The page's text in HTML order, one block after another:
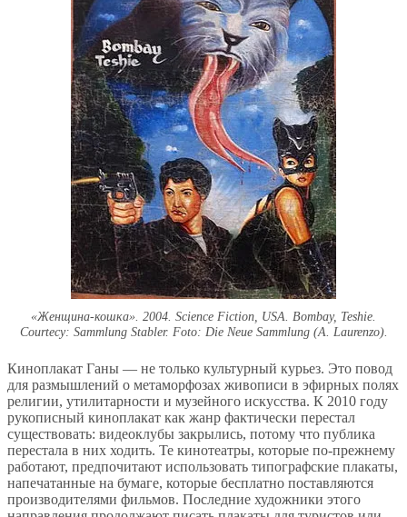
«Женщина-кошка». 2004. Science Fiction, USA. Bombay, Teshie.
Courtecy: Sammlung Stabler. Foto: Die Neue Sammlung (A. Laurenzo).
Киноплакат Ганы — не только культурный курьез. Это повод
для размышлений о метаморфозах живописи в эфирных полях
религии, утилитарности и музейного искусства. К 2010 году
рукописный киноплакат как жанр фактически перестал
существовать: видеоклубы закрылись, потому что публика
перестала в них ходить. Те кинотеатры, которые по-прежнему
работают, предпочитают использовать типографские плакаты,
напечатанные на бумаге, которые бесплатно поставляются
производителями фильмов. Последние художники этого